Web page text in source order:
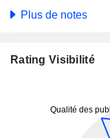
Plus de notes
Rating Visibilité